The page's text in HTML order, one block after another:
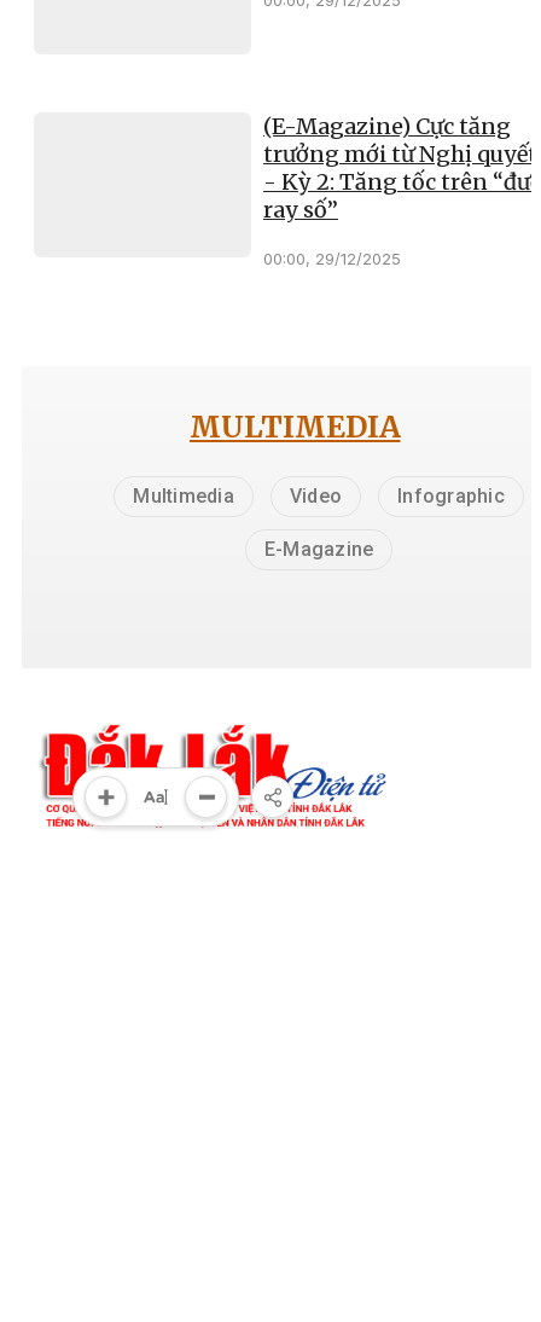
(E-Magazine) Cực tăng
trưởng mới từ Nghị quyết
- Kỳ 2: Tăng tốc trên
ray số”
00:00, 29/12/2025
MULTIMEDIA
Multimedia Video Infographic
E-Magazine